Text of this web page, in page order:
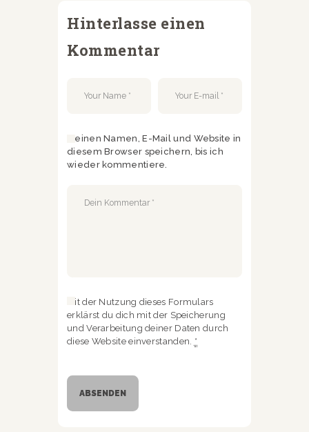
Hinterlasse einen
Kommentar
Meinen Namen, E-Mail und Website in
diesem Browser speichern, bis ich
wieder kommentiere.
Mit der Nutzung dieses Formulars
erklärst du dich mit der Speicherung
und Verarbeitung deiner Daten durch
diese Website einverstanden. *